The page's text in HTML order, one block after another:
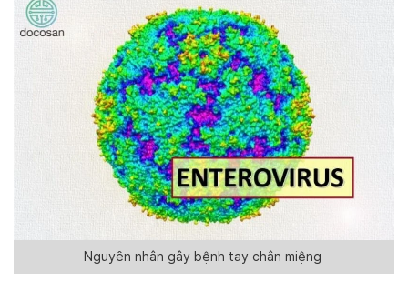
Nguyên nhân gây bệnh tay chân miệng